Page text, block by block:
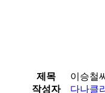
제목 이승철
작성자
다나클